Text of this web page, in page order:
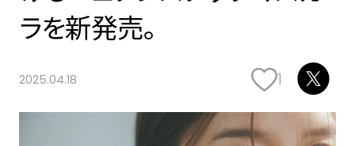
ラを新発売。
2025.04.18 1